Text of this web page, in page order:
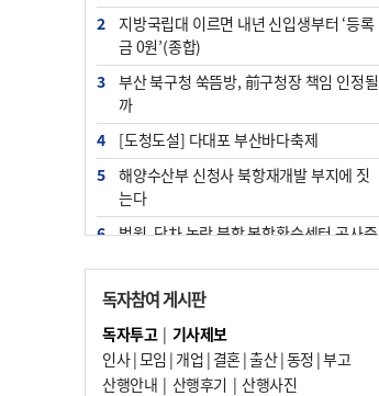
2
지방국립대 이르면 내년 신입생부터 ‘등록
금 0원’(종합)
3
부산 북구청 쑥뜸방, 前구청장 책임 인정될
까
4
[도청도설] 다대포 부산바다축제
5
해양수산부 신청사 북항재개발 부지에 짓
는다
6
법원, 단차 논란 북항 복합환승센터 공사중
7
지역 상권도 말라죽을 판이라…가뭄 속 밀
양물축제 강행 논란
8
통영시민 추석 전 35만 원 받는다
9
부산 철강공장 50대 노동자 추락사
독자참여 게시판
독자투고| 기사제보
인사|모임 | 개업 | 결혼|출산|동정 |부고
산행안내 | 산행후기 | 산행사진